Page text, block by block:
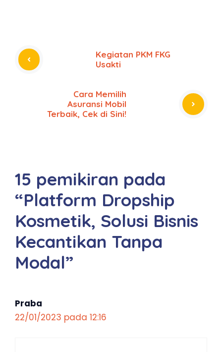
Kegiatan PKM FKG
Usakti
Cara Memilih
Asuransi Mobil
Terbaik, Cek di Sini!
15 pemikiran pada
“Platform Dropship
Kosmetik, Solusi Bisnis
Kecantikan Tanpa
Modal”
Praba
22/01/2023 pada 12:16